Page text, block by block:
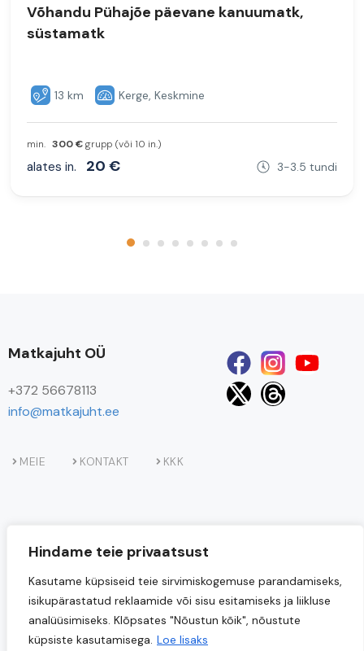
Hindame teie privaatsust
Kasutame küpsiseid teie sirvimiskogemuse parandamiseks,
isikupärastatud reklaamide või sisu esitamiseks ja liikluse
analüüsimiseks. Klõpsates "Nõustun kõik", nõustute
küpsiste kasutamisega. Loe lisaks
Võhandu Pühajõe päevane kanuumatk,
süstamatk
13 km Kerge, Keskmine
min. 300 €grupp (või 10 in.)
alates in. 20 € 3-3.5 tundi
Matkajuht OÜ
+372 56678113
info@matkajuht.ee
MEIE KONTAKT KKK